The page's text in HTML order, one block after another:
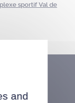
sportif Val de
and